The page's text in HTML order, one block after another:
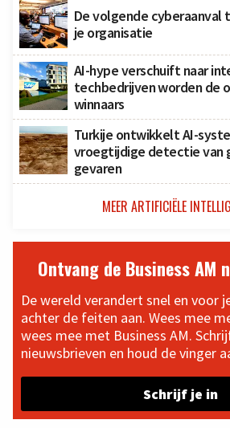
De volgende cyberaanval
je organisatie
AI-hype verschuift naar
techbedrijven worden de
winnaars
Turkije ontwikkelt AI-
vroegtijdige detectie van
gevaren
MEER ARTIFICIËLE
Ontvang de Business AM
De wereld verandert snel en voor
achter de feiten aan. Wees mee
wees mee met Business AM.
nieuwsbrieven en houd de vinger
Schrijf je in